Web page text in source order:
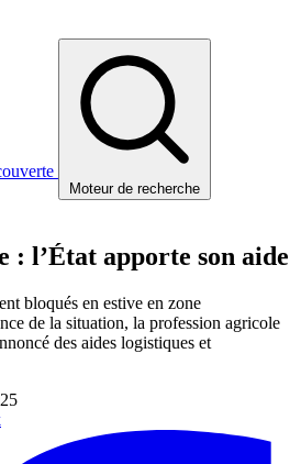
Moteur de recherche
: l’État apporte son aide
bloqués en estive en zone
de la situation, la profession agricole
des aides logistiques et